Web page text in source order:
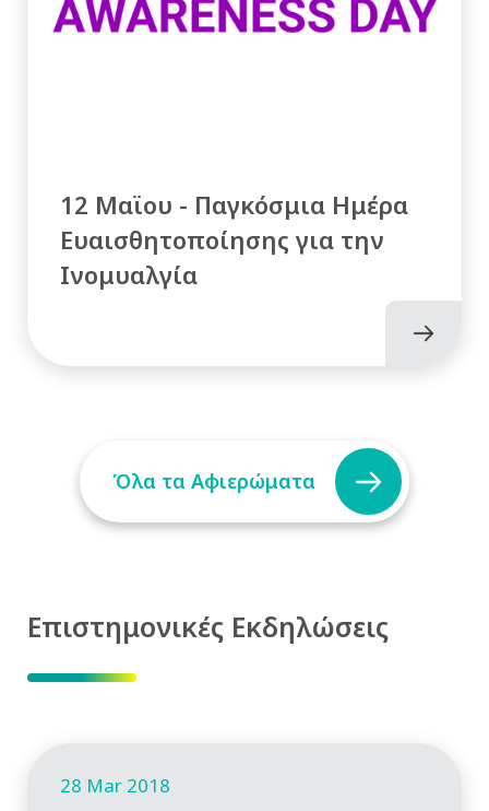
12 Μαϊου - Παγκόσμια Ημέρα
Ευαισθητοποίησης για την
Ινομυαλγία
Όλα τα Αφιερώματα
Επιστημονικές Εκδηλώσεις
28 Mar 2018